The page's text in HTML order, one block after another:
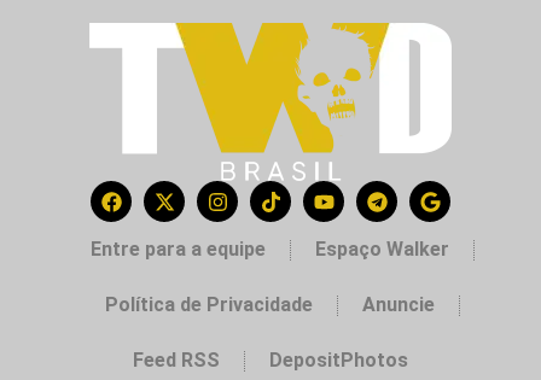
Entre para a equipe Espaço Walker
Política de Privacidade Anuncie
Feed RSS DepositPhotos